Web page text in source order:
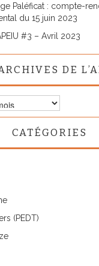
Paléficat : compte-
du 15 juin 2023
#3 – Avril 2023
DE
CATÉGORIES
(PEDT)